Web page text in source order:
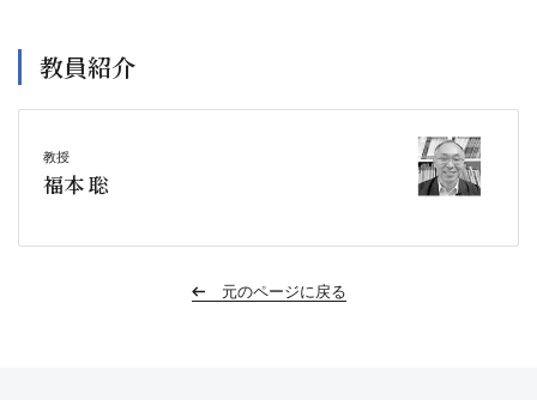
教員紹介
教授
福本 聡
元のページに戻る